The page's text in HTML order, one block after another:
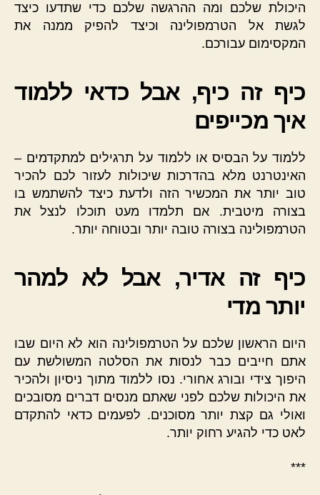
היכולת שלכם ומה ההרגשה שלכם כדי שתדעו כיצד
לגשת אל הטרמפולינה וכיצד להפיק ממנה את
המקסימום עבורכם.
כיף זה כיף, אבל כדאי ללמוד
איך מכייפים
ללמוד על הבסיס או ללמוד על תרגילים למתקדמים –
האינטרנט מלא בהדרכות שיכולות לעזור לכם להכיר
טוב יותר את המכשיר הזה ולדעת כיצד להשתמש בו
בצורה מיטבית. אם תלמדו מעט תוכלו לנצל את
הטרמפולינה בצורה טובה יותר ובטוחה יותר.
כיף זה אדיר, אבל לא למהר
יותר מדי
היום הראשון שלכם על הטרמפולינה הוא לא היום שבו
אתם חייבים כבר לנסות את הסלטה המשולשת עם
היפוך צידי ובורג אחורי. נסו ללמוד מתוך ניסיון ולהכיר
את היכולות שלכם לפני שאתם מנסים דברים מסובכים
ואולי גם קצת יותר מסוכנים. לפעמים כדאי להתקדם
לאט כדי להגיע רחוק יותר.
***